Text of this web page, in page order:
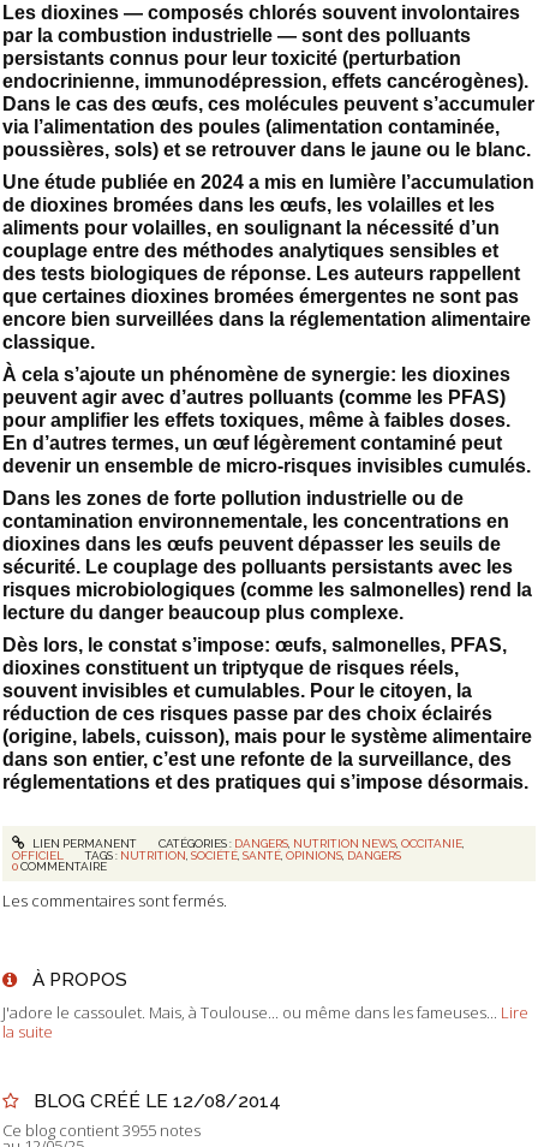
Les dioxines — composés chlorés souvent involontaires
par la combustion industrielle — sont des polluants
persistants connus pour leur toxicité (perturbation
endocrinienne, immunodépression, effets cancérogènes).
Dans le cas des œufs, ces molécules peuvent s’accumuler
via l’alimentation des poules (alimentation contaminée,
poussières, sols) et se retrouver dans le jaune ou le blanc.
Une étude publiée en 2024 a mis en lumière l’accumulation
de dioxines bromées dans les œufs, les volailles et les
aliments pour volailles, en soulignant la nécessité d’un
couplage entre des méthodes analytiques sensibles et
des tests biologiques de réponse. Les auteurs rappellent
que certaines dioxines bromées émergentes ne sont pas
encore bien surveillées dans la réglementation alimentaire
classique.
À cela s’ajoute un phénomène de synergie: les dioxines
peuvent agir avec d’autres polluants (comme les PFAS)
pour amplifier les effets toxiques, même à faibles doses.
En d’autres termes, un œuf légèrement contaminé peut
devenir un ensemble de micro-risques invisibles cumulés.
Dans les zones de forte pollution industrielle ou de
contamination environnementale, les concentrations en
dioxines dans les œufs peuvent dépasser les seuils de
sécurité. Le couplage des polluants persistants avec les
risques microbiologiques (comme les salmonelles) rend la
lecture du danger beaucoup plus complexe.
Dès lors, le constat s’impose: œufs, salmonelles, PFAS,
dioxines constituent un triptyque de risques réels,
souvent invisibles et cumulables. Pour le citoyen, la
réduction de ces risques passe par des choix éclairés
(origine, labels, cuisson), mais pour le système alimentaire
dans son entier, c’est une refonte de la surveillance, des
réglementations et des pratiques qui s’impose désormais.
LIEN PERMANENT CATÉGORIES : DANGERS, NUTRITION NEWS, OCCITANIE,
OFFICIEL
TAGS : NUTRITION ,SOCIÉTÉ ,SANTÉ ,OPINIONS DANGERS
0COMMENTAIRE
Les commentaires sont fermés.
À PROPOS
J'adore le cassoulet. Mais, à Toulouse... ou même dans les fameuses...
Lire
la suite
BLOG CRÉÉ LE 12/08/2014
Ce blog contient 3955 notes